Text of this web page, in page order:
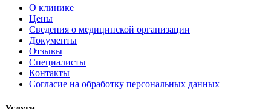
О клинике
Цены
Сведения о медицинской организации
Документы
Отзывы
Специалисты
Контакты
Согласие на обработку персональных данных